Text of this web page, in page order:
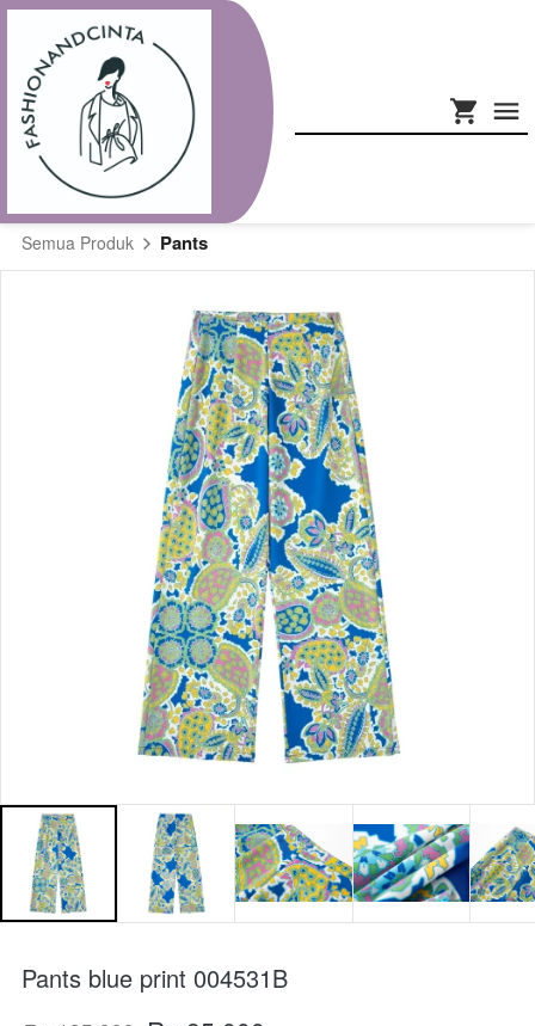
Semua Produk Pants
Pants blue print 004531B